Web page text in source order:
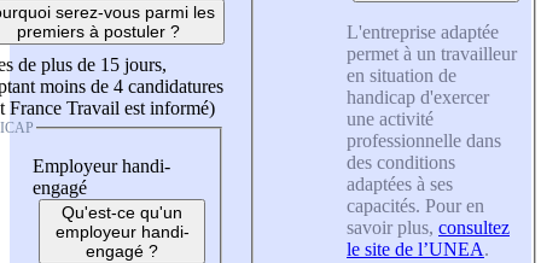
serez-vous parmi les
premiers à postuler ?
de plus de 15 jours,
moins de 4 candidatures
France Travail est informé)
Employeur handi-
engagé
Qu'est-ce qu'un
employeur handi-
engagé ?
L'entreprise adaptée
permet à un travailleur
en situation de
handicap d'exercer
une activité
professionnelle dans
des conditions
adaptées à ses
capacités. Pour en
savoir plus, consultez
le site de l’UNEA.